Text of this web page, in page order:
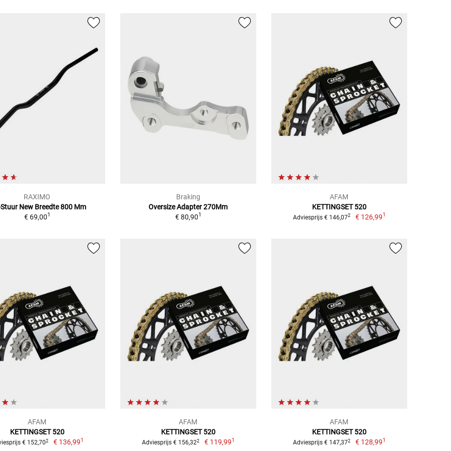
RAXIMO
New Breedte 800 Mm
€ 69,001
Braking
Oversize Adapter 270Mm
€ 80,901
AFAM
KETTINGSET 520
Adviesprijs € 146,072 € 126,991
AFAM
KETTINGSET 520
€ 152,702 € 136,991
AFAM
KETTINGSET 520
Adviesprijs € 156,322 € 119,991
AFAM
KETTINGSET 520
Adviesprijs € 147,372 € 128,991